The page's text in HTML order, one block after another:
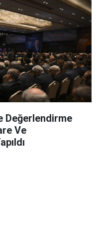
Değerlendirme
Ve